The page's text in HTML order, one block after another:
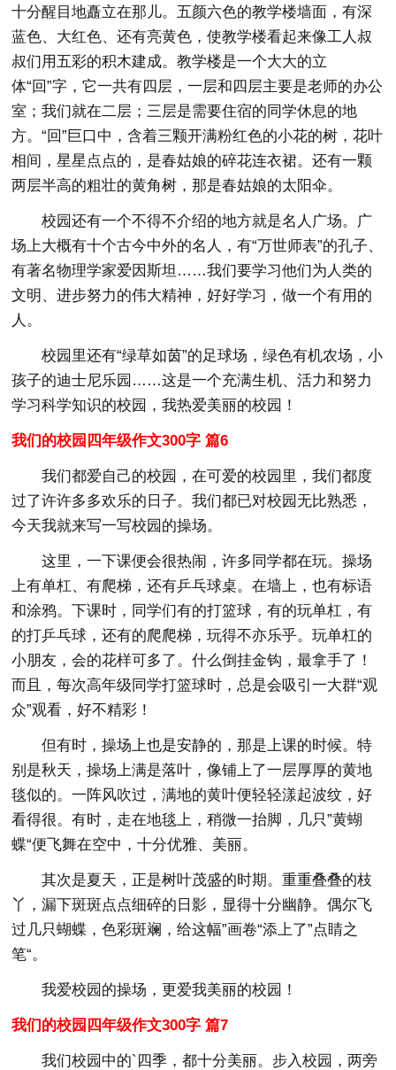
十分醒目地矗立在那儿。五颜六色的教学楼墙面，有深
蓝色、大红色、还有亮黄色，使教学楼看起来像工人叔
叔们用五彩的积木建成。教学楼是一个大大的立
体“回”字，它一共有四层，一层和四层主要是老师的办公
室；我们就在二层；三层是需要住宿的同学休息的地
方。“回”巨口中，含着三颗开满粉红色的小花的树，花叶
相间，星星点点的，是春姑娘的碎花连衣裙。还有一颗
两层半高的粗壮的黄角树，那是春姑娘的太阳伞。
校园还有一个不得不介绍的地方就是名人广场。广
场上大概有十个古今中外的名人，有“万世师表”的孔子、
有著名物理学家爱因斯坦……我们要学习他们为人类的
文明、进步努力的伟大精神，好好学习，做一个有用的
人。
校园里还有“绿草如茵”的足球场，绿色有机农场，小
孩子的迪士尼乐园……这是一个充满生机、活力和努力
学习科学知识的校园，我热爱美丽的校园！
我们的校园四年级作文300字 篇6
我们都爱自己的校园，在可爱的校园里，我们都度
过了许许多多欢乐的日子。我们都已对校园无比熟悉，
今天我就来写一写校园的操场。
这里，一下课便会很热闹，许多同学都在玩。操场
上有单杠、有爬梯，还有乒乓球桌。在墙上，也有标语
和涂鸦。下课时，同学们有的打篮球，有的玩单杠，有
的打乒乓球，还有的爬爬梯，玩得不亦乐乎。玩单杠的
小朋友，会的花样可多了。什么倒挂金钩，最拿手了！
而且，每次高年级同学打篮球时，总是会吸引一大群“观
众”观看，好不精彩！
但有时，操场上也是安静的，那是上课的时候。特
别是秋天，操场上满是落叶，像铺上了一层厚厚的黄地
毯似的。一阵风吹过，满地的黄叶便轻轻漾起波纹，好
看得很。有时，走在地毯上，稍微一抬脚，几只”黄蝴
蝶“便飞舞在空中，十分优雅、美丽。
其次是夏天，正是树叶茂盛的时期。重重叠叠的枝
丫，漏下斑斑点点细碎的日影，显得十分幽静。偶尔飞
过几只蝴蝶，色彩斑斓，给这幅”画卷“添上了”点睛之
笔“。
我爱校园的操场，更爱我美丽的校园！
我们的校园四年级作文300字 篇7
我们校园中的`四季，都十分美丽。步入校园，两旁